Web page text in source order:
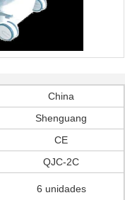
China
Shenguang
CE
QJC-2C
6 unidades